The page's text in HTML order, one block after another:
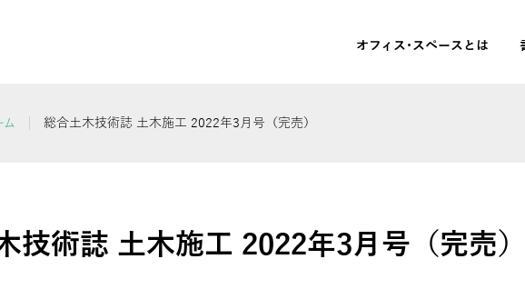
オフィス･スペースとは
ム 総合土木技術誌 土木施工 2022年3月号（完売）
技術誌 土木施工 2022年3月号（完売）